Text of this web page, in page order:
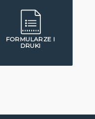
FORMULARZE I
DRUKI